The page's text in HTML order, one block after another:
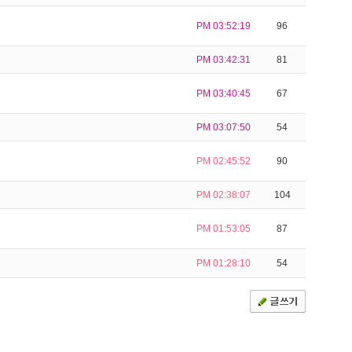
PM 03:52:19 96
PM 03:42:31 81
PM 03:40:45 67
PM 03:07:50 54
PM 02:45:52 90
PM 02:38:07 104
PM 01:53:05 87
PM 01:28:10 54